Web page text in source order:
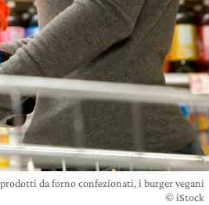
da forno confezionati, i burger vegani
© iStock